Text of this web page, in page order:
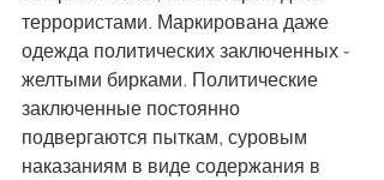
террористами. Маркирована даже
одежда политических заключенных -
желтыми бирками. Политические
заключенные постоянно
подвергаются пыткам, суровым
наказаниям в виде содержания в